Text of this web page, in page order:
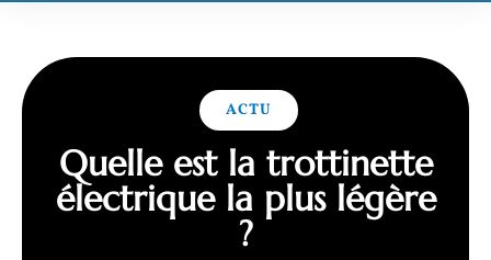
ACTU
Quelle est la trottinette
électrique la plus légère
?